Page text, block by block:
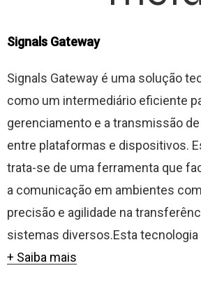
Signals Gateway
Signals Gateway é uma solução
como um intermediário eficiente
gerenciamento e a transmissão
entre plataformas e dispositivos.
trata-se de uma ferramenta que
a comunicação em ambientes
precisão e agilidade na
sistemas diversos.Esta tecnologia
+ Saiba mais